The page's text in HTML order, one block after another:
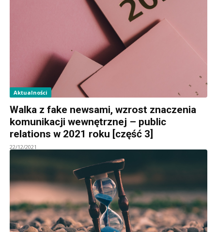
Aktualności
Walka z fake newsami, wzrost znaczenia
komunikacji wewnętrznej – public
relations w 2021 roku [część 3]
22/12/2021